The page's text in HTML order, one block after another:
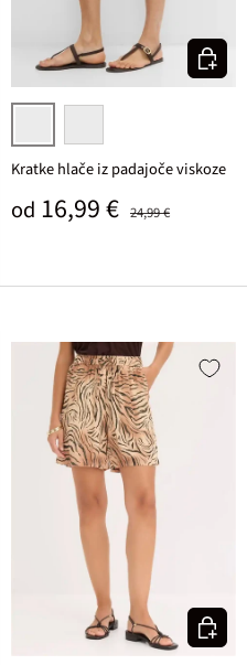
temno žadasta/bela cvetlična
črna/bela cvetlična
Kratke hlače iz padajoče viskoze
Prodajna cena
od 16,99 € 24,99 €
Izberi
Izberi